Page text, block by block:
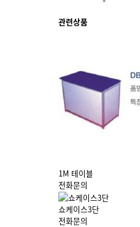
관련상품
1M 테이블
전화문의
쇼케이스3단
전화문의